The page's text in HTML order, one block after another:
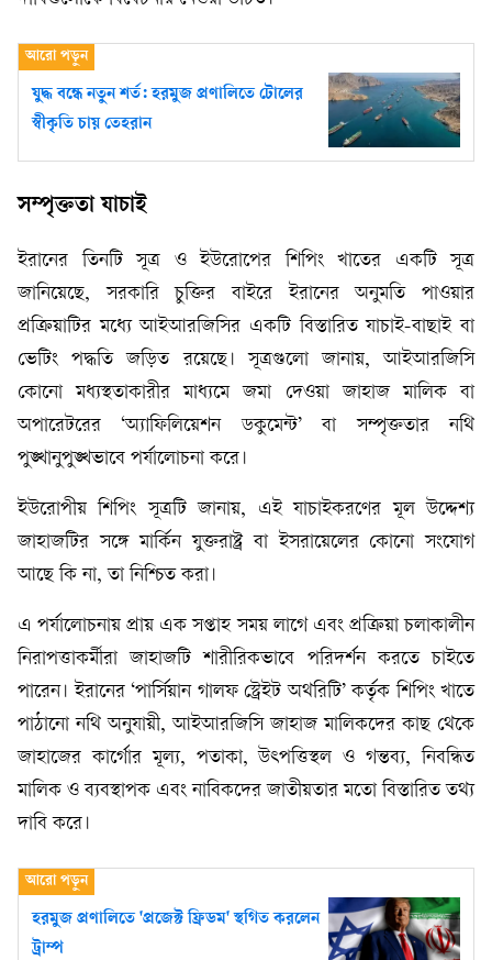
যুদ্ধ বন্ধে নতুন শর্ত: হরমুজ প্রণালিতে টোলের
স্বীকৃতি চায় তেহরান
সম্পৃক্ততা যাচাই
ইরানের তিনটি সূত্র ও ইউরোপের শিপিং খাতের একটি সূত্র
জানিয়েছে, সরকারি চুক্তির বাইরে ইরানের অনুমতি পাওয়ার
প্রক্রিয়াটির মধ্যে আইআরজিসির একটি বিস্তারিত যাচাই-বাছাই বা
ভেটিং পদ্ধতি জড়িত রয়েছে। সূত্রগুলো জানায়, আইআরজিসি
কোনো মধ্যস্থতাকারীর মাধ্যমে জমা দেওয়া জাহাজ মালিক বা
অপারেটরের ‘অ্যাফিলিয়েশন ডকুমেন্ট’ বা সম্পৃক্ততার নথি
পুঙ্খানুপুঙ্খভাবে পর্যালোচনা করে।
ইউরোপীয় শিপিং সূত্রটি জানায়, এই যাচাইকরণের মূল উদ্দেশ্য
জাহাজটির সঙ্গে মার্কিন যুক্তরাষ্ট্র বা ইসরায়েলের কোনো সংযোগ
আছে কি না, তা নিশ্চিত করা।
এ পর্যালোচনায় প্রায় এক সপ্তাহ সময় লাগে এবং প্রক্রিয়া চলাকালীন
নিরাপত্তাকর্মীরা জাহাজটি শারীরিকভাবে পরিদর্শন করতে চাইতে
পারেন। ইরানের ‘পার্সিয়ান গালফ স্ট্রেইট অথরিটি’ কর্তৃক শিপিং খাতে
পাঠানো নথি অনুযায়ী, আইআরজিসি জাহাজ মালিকদের কাছ থেকে
জাহাজের কার্গোর মূল্য, পতাকা, উৎপত্তিস্থল ও গন্তব্য, নিবন্ধিত
মালিক ও ব্যবস্থাপক এবং নাবিকদের জাতীয়তার মতো বিস্তারিত তথ্য
দাবি করে।
হরমুজ প্রণালিতে 'প্রজেক্ট ফ্রিডম' স্থগিত করলেন
ট্রাম্প